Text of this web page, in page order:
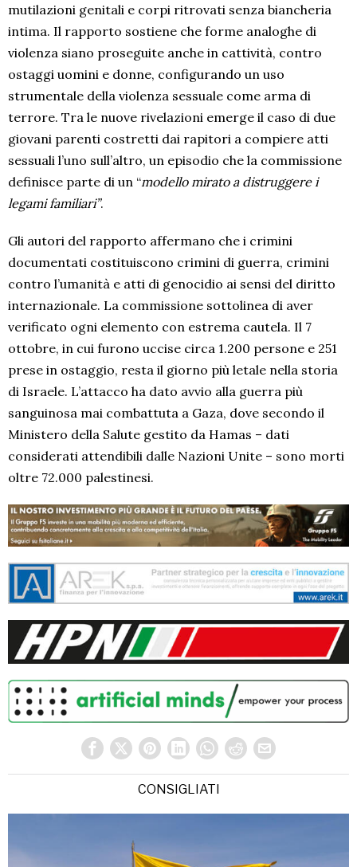
mutilazioni genitali e corpi ritrovati senza biancheria
intima. Il rapporto sostiene che forme analoghe di
violenza siano proseguite anche in cattività, contro
ostaggi uomini e donne, configurando un uso
strumentale della violenza sessuale come arma di
terrore. Tra le nuove rivelazioni emerge il caso di due
giovani parenti costretti dai rapitori a compiere atti
sessuali l’uno sull’altro, un episodio che la commissione
definisce parte di un “modello mirato a distruggere i
legami familiari”.
Gli autori del rapporto affermano che i crimini
documentati costituiscono crimini di guerra, crimini
contro l’umanità e atti di genocidio ai sensi del diritto
internazionale. La commissione sottolinea di aver
verificato ogni elemento con estrema cautela. Il 7
ottobre, in cui furono uccise circa 1.200 persone e 251
prese in ostaggio, resta il giorno più letale nella storia
di Israele. L’attacco ha dato avvio alla guerra più
sanguinosa mai combattuta a Gaza, dove secondo il
Ministero della Salute gestito da Hamas – dati
considerati attendibili dalle Nazioni Unite – sono morti
oltre 72.000 palestinesi.
CONSIGLIATI